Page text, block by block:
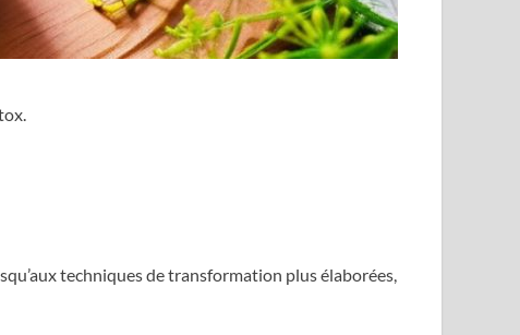
techniques de transformation plus élaborées,